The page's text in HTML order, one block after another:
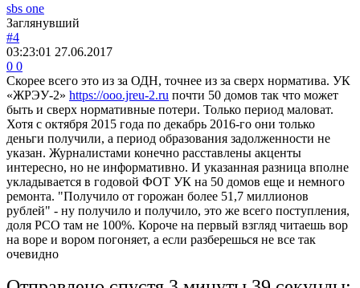
sbs one
Заглянувший
#4
03:23:01 27.06.2017
0 0
Скорее всего это из за ОДН, точнее из за сверх норматива. УК
«ЖРЭУ-2» https://ooo.jreu-2.ru почти 50 домов так что может
быть и сверх нормативные потери. Только период маловат.
Хотя с октября 2015 года по декабрь 2016-го они только
деньги получили, а период образования задолженности не
указан. Журналистами конечно расставлены акценты
интересно, но не информативно. И указанная разница вполне
укладывается в годовой ФОТ УК на 50 домов еще и немного
ремонта. "Получило от горожан более 51,7 миллионов
рублей" - ну получило и получило, это же всего поступления,
доля РСО там не 100%. Короче на первый взгляд читаешь вор
на воре и вором погоняет, а если разберешься не все так
очевидно